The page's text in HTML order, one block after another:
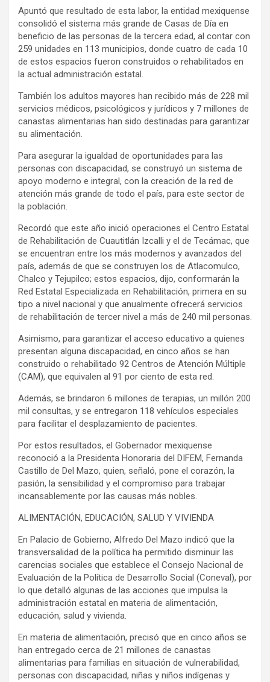
Apuntó que resultado de esta labor, la entidad mexiquense
consolidó el sistema más grande de Casas de Día en
beneficio de las personas de la tercera edad, al contar con
259 unidades en 113 municipios, donde cuatro de cada 10
de estos espacios fueron construidos o rehabilitados en
la actual administración estatal.
También los adultos mayores han recibido más de 228 mil
servicios médicos, psicológicos y jurídicos y 7 millones de
canastas alimentarias han sido destinadas para garantizar
su alimentación.
Para asegurar la igualdad de oportunidades para las
personas con discapacidad, se construyó un sistema de
apoyo moderno e integral, con la creación de la red de
atención más grande de todo el país, para este sector de
la población.
Recordó que este año inició operaciones el Centro Estatal
de Rehabilitación de Cuautitlán Izcalli y el de Tecámac, que
se encuentran entre los más modernos y avanzados del
país, además de que se construyen los de Atlacomulco,
Chalco y Tejupilco; estos espacios, dijo, conformarán la
Red Estatal Especializada en Rehabilitación, primera en su
tipo a nivel nacional y que anualmente ofrecerá servicios
de rehabilitación de tercer nivel a más de 240 mil personas.
Asimismo, para garantizar el acceso educativo a quienes
presentan alguna discapacidad, en cinco años se han
construido o rehabilitado 92 Centros de Atención Múltiple
(CAM), que equivalen al 91 por ciento de esta red.
Además, se brindaron 6 millones de terapias, un millón 200
mil consultas, y se entregaron 118 vehículos especiales
para facilitar el desplazamiento de pacientes.
Por estos resultados, el Gobernador mexiquense
reconoció a la Presidenta Honoraria del DIFEM, Fernanda
Castillo de Del Mazo, quien, señaló, pone el corazón, la
pasión, la sensibilidad y el compromiso para trabajar
incansablemente por las causas más nobles.
ALIMENTACIÓN, EDUCACIÓN, SALUD Y VIVIENDA
En Palacio de Gobierno, Alfredo Del Mazo indicó que la
transversalidad de la política ha permitido disminuir las
carencias sociales que establece el Consejo Nacional de
Evaluación de la Política de Desarrollo Social (Coneval), por
lo que detalló algunas de las acciones que impulsa la
administración estatal en materia de alimentación,
educación, salud y vivienda.
En materia de alimentación, precisó que en cinco años se
han entregado cerca de 21 millones de canastas
alimentarias para familias en situación de vulnerabilidad,
personas con discapacidad, niñas y niños indígenas y